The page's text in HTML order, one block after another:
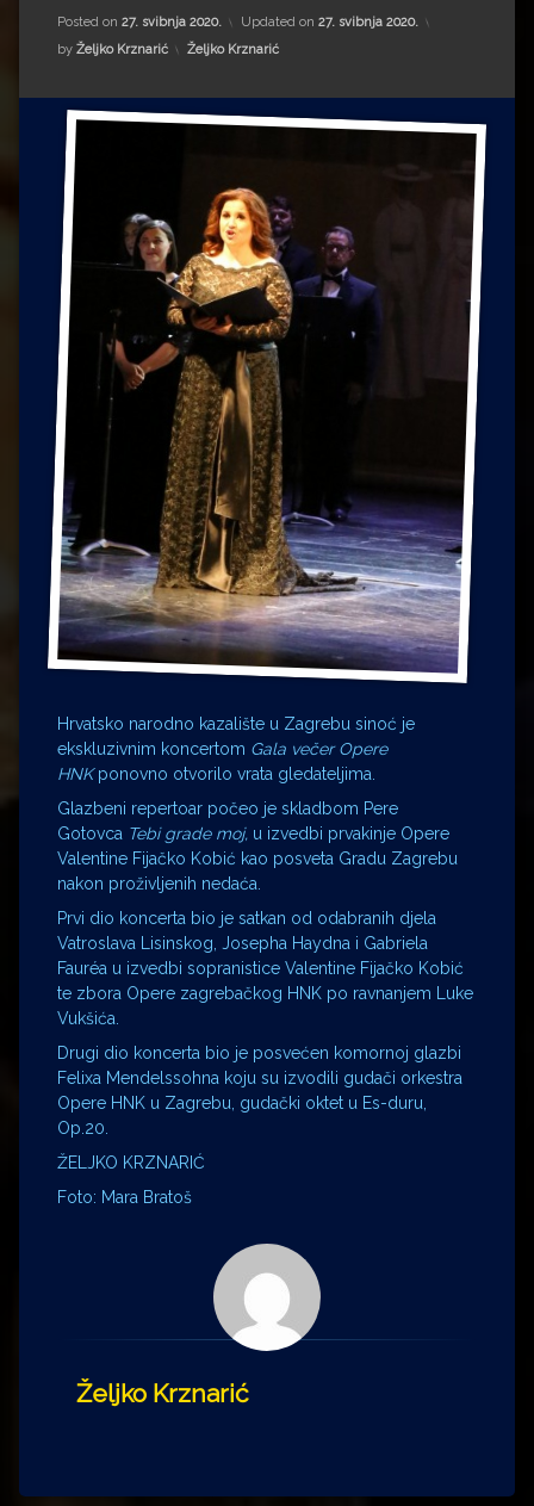
Drugi autori
Drugi autori
Matea Andrić
Ljiljana Lekanić-Kljaić
Željko Krznarić
Mario Lovreković
Miroslav Šantek
Posted on 27. svibnja 2020. Updated on 27. svibnja 2020.
by Željko Krznarić Kategorije:
Željko Krznarić
Hrvatsko narodno kazalište u Zagrebu sinoć je
ekskluzivnim koncertom Gala večer Opere
HNKponovno otvorilo vrata gledateljima.
Glazbeni repertoar počeo je skladbom Pere
Gotovca Tebi grade moj, u izvedbi prvakinje Opere
Valentine Fijačko Kobić kao posveta Gradu Zagrebu
nakon proživljenih nedaća.
Prvi dio koncerta bio je satkan od odabranih djela
Vatroslava Lisinskog, Josepha Haydna i Gabriela
Fauréa u izvedbi sopranistice Valentine Fijačko Kobić
te zbora Opere zagrebačkog HNK po ravnanjem Luke
Vukšića.
Drugi dio koncerta bio je posvećen komornoj glazbi
Felixa Mendelssohna koju su izvodili gudači orkestra
Opere HNK u Zagrebu, gudački oktet u Es-duru,
Op.20.
ŽELJKO KRZNARIĆ
Foto: Mara Bratoš
Željko Krznarić